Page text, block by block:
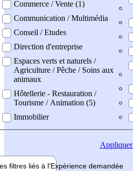
Commerce / Vente (1)
Communication / Multimédia
Conseil / Etudes
Direction d'entreprise
Espaces verts et naturels /
Agriculture / Pêche / Soins aux
animaux
Hôtellerie - Restauration /
Tourisme / Animation (5)
Immobilier
Appliquer
filtres liés à l'Expérience demandée